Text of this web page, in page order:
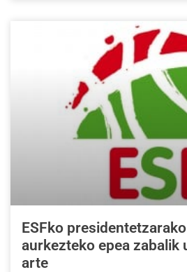
ESFko
aurkezteko epea zabalik
arte